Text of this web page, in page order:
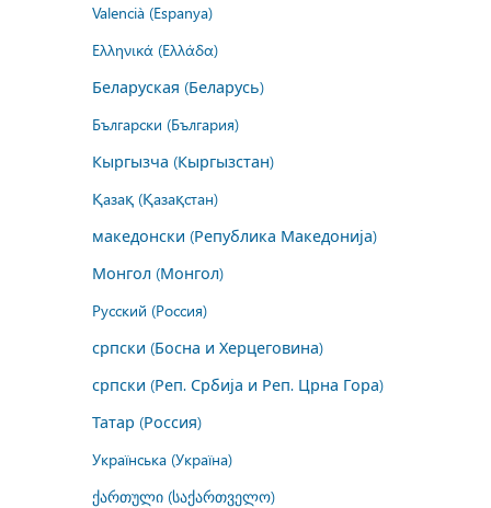
Valencià (Espanya)
Ελληνικά (Ελλάδα)
Беларуская (Беларусь)
Български (България)
Кыргызча (Кыргызстан)
Қазақ (Қазақстан)
македонски (Република Македонија)
Монгол (Монгол)
Русский (Россия)
српски (Босна и Херцеговина)
српски (Реп. Србија и Реп. Црна Гора)
Татар (Россия)
Українська (Україна)
ქართული (საქართველო)